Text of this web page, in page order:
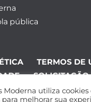
pública
TERMOS DE
2024. Todos os
Moderna utiliza cookies
melhorar sua